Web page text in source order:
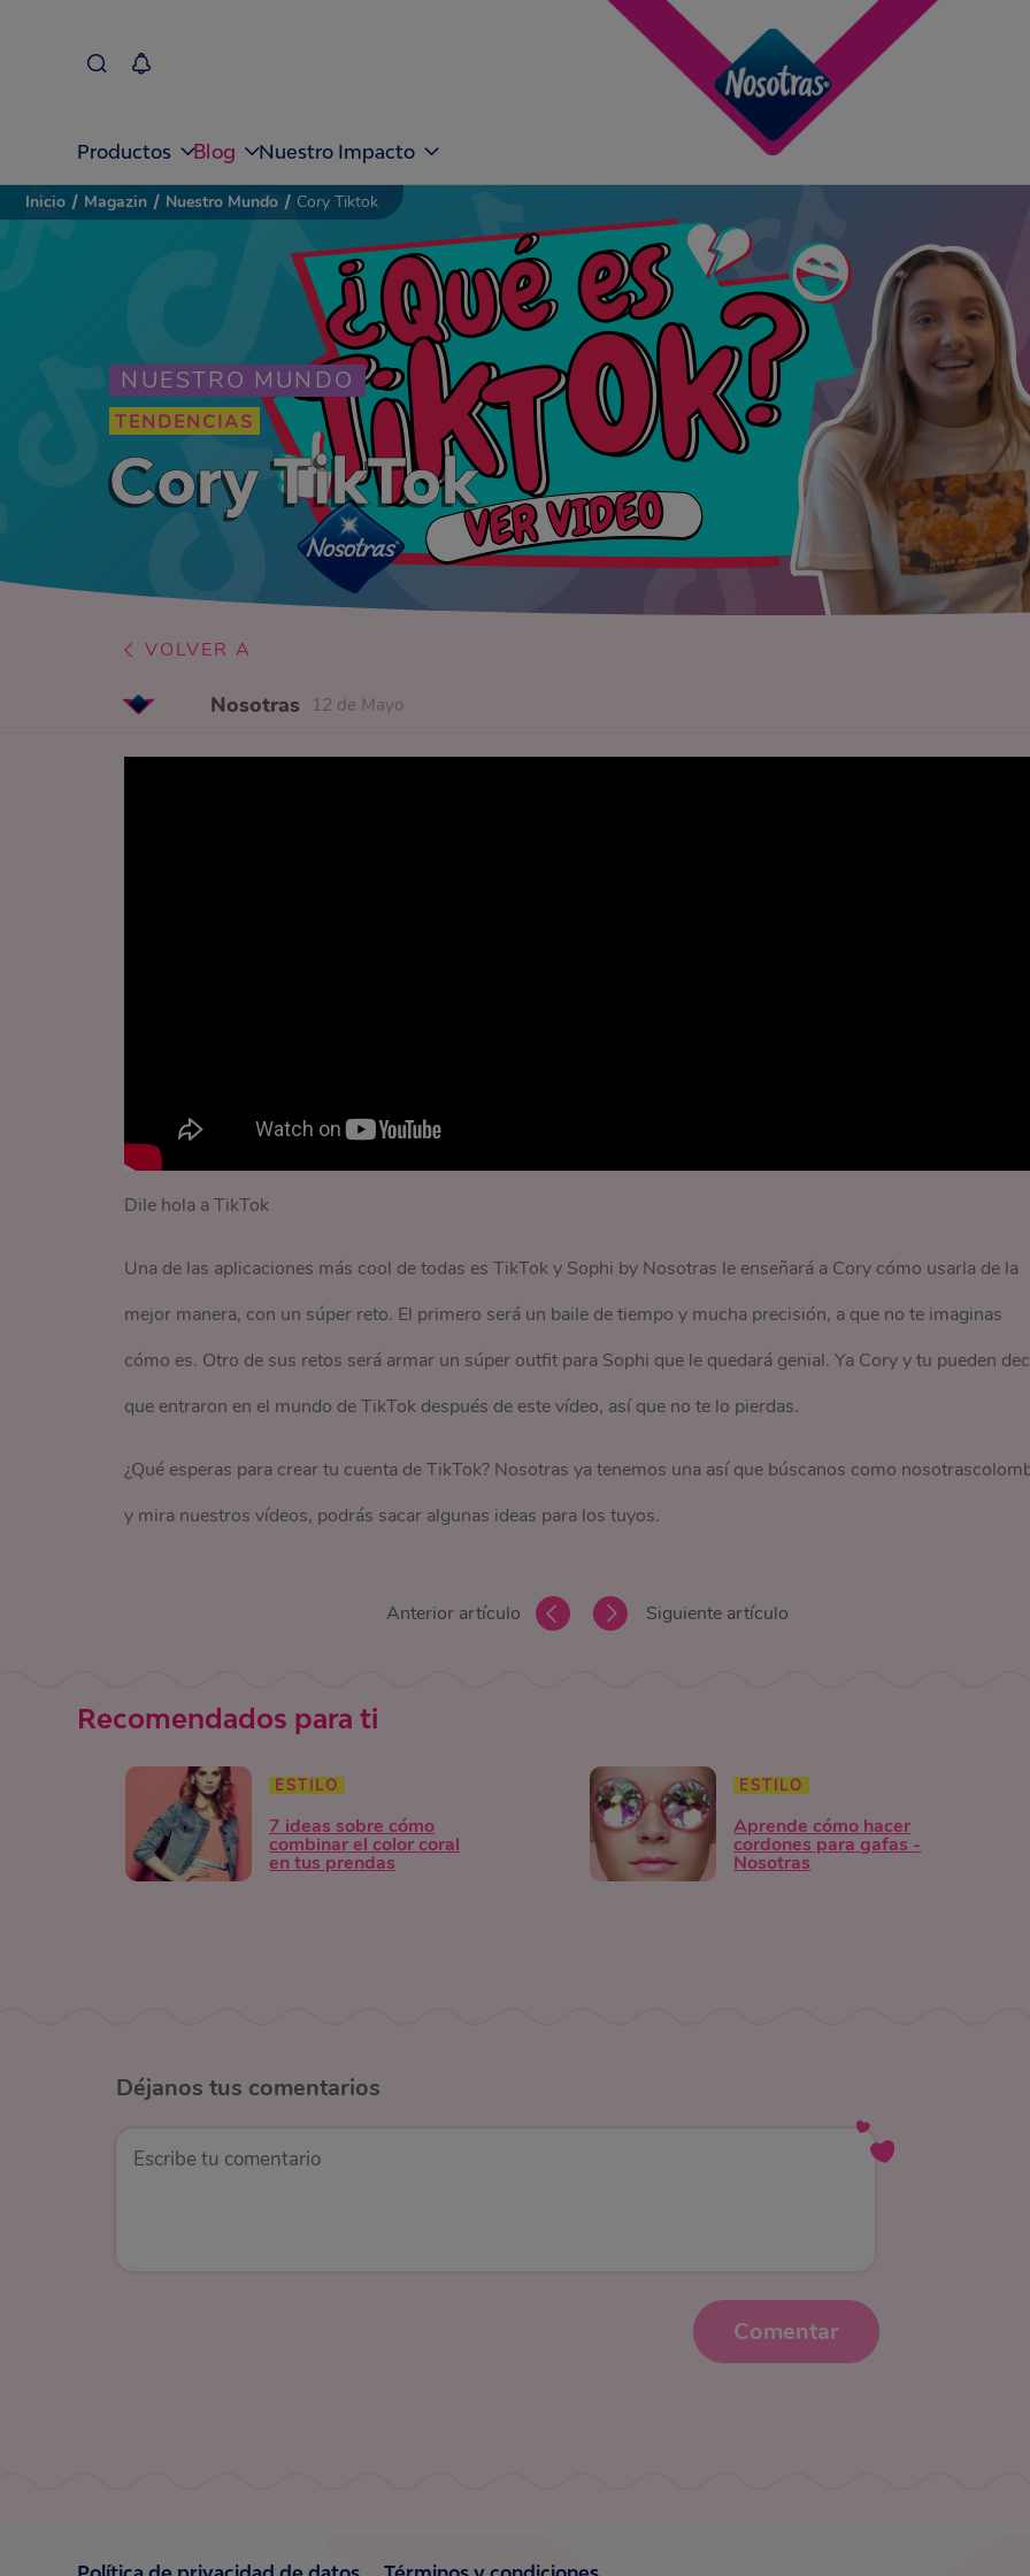
Productos Blog Nuestro Impacto
NUESTRO MUNDO
TENDENCIAS
Cory TikTok
Inicio / Magazin / Nuestro Mundo / Cory Tiktok
VOLVER A
Nosotras 12 de Mayo
Dile hola a TikTok
Una de las aplicaciones más cool de todas es TikTok y Sophi by Nosotras le enseñará a Cory cómo usarla de la
mejor manera, con un súper reto. El primero será un baile de tiempo y mucha precisión, a que no te imaginas
cómo es. Otro de sus retos será armar un súper outfit para Sophi que le quedará genial. Ya Cory y tu pueden
que entraron en el mundo de TikTok después de este vídeo, así que no te lo pierdas.
¿Qué esperas para crear tu cuenta de TikTok? Nosotras ya tenemos una así que búscanos como
y mira nuestros vídeos, podrás sacar algunas ideas para los tuyos.
Anterior artículo Siguiente artículo
Recomendados para ti
ESTILO
7 ideas sobre cómo
combinar el color coral
en tus prendas
ESTILO
Aprende cómo hacer
cordones para gafas -
Nosotras
Déjanos tus comentarios
Comentar